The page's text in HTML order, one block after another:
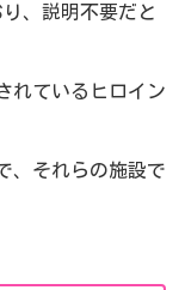
、説明不要だと
れているヒロイン
、それらの施設で